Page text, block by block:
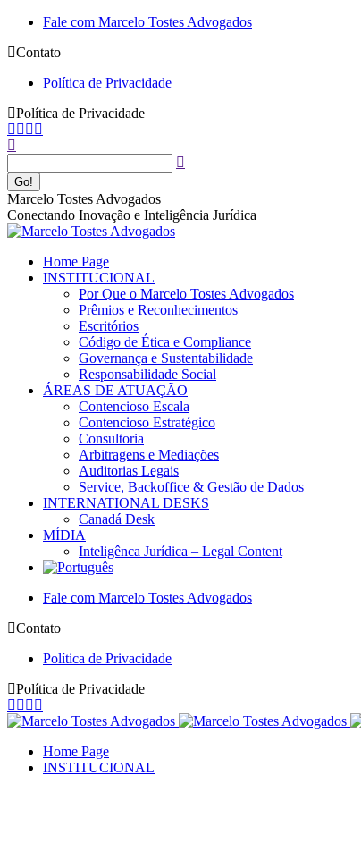
Pular
o
Fale com Marcelo Tostes Advogados
Contato
Política de Privacidade
Política de Privacidade
Facebook
in
new
window
YouTube
in
new
window
Linkedin
in
new
window
in
new
window
Buscar
Marcelo Tostes Advogados
Conectando Inovação e Inteligência Jurídica
Home Page
INSTITUCIONAL
Por Que o Marcelo Tostes Advogados
Prêmios e Reconhecimentos
Escritórios
Código de Ética e Compliance
Governança e Sustentabilidade
Responsabilidade Social
ÁREAS DE ATUAÇÃO
Contencioso Escala
Contencioso Estratégico
Consultoria
Arbitragens e Mediações
Auditorias Legais
Service, Backoffice & Gestão de Dados
INTERNATIONAL DESKS
Canadá Desk
MÍDIA
Inteligênca Jurídica – Legal Content
Fale com Marcelo Tostes Advogados
Contato
Política de Privacidade
Política de Privacidade
Facebook
page
new
YouTube
page
in
new
Linkedin
page
in
new
page
in
new
Home Page
INSTITUCIONAL